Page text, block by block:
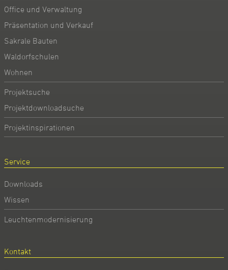
Office und Verwaltung
Präsentation und Verkauf
Sakrale Bauten
Waldorfschulen
Wohnen
Projektsuche
Projektdownloadsuche
Projektinspirationen
Service
Downloads
Wissen
Leuchtenmodernisierung
Kontakt